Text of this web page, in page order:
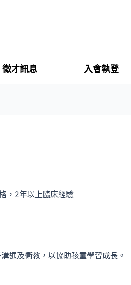
徵才訊息 入會執登
， 2年以上臨床經驗
通及衛教，以協助孩童學習成長。